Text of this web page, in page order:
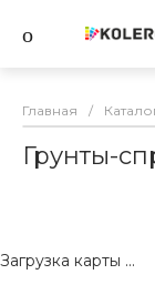
Главная /
Грунты-
Загрузка карты ...